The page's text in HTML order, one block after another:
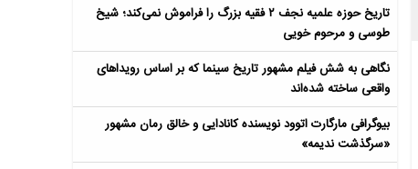
تاریخ حوزه علمیه نجف ۲ فقیه بزرگ را فراموش نمی‌کند؛ شیخ
طوسی و مرحوم خویی
نگاهی به شش فیلم مشهور تاریخ سینما که بر اساس رویداهای
واقعی ساخته شده‌اند
بیوگرافی مارگارت اتوود نویسنده کانادایی و خالق رمان مشهور
«سرگذشت ندیمه»